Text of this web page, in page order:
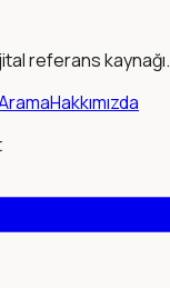
referans kaynağı.
Hakkımızda